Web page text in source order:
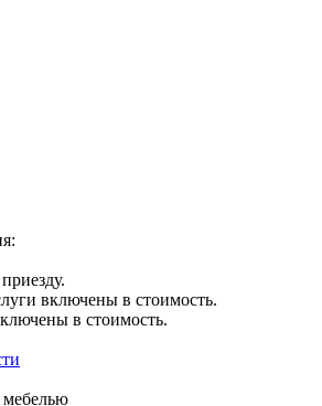
включены в стоимость.
в стоимость.